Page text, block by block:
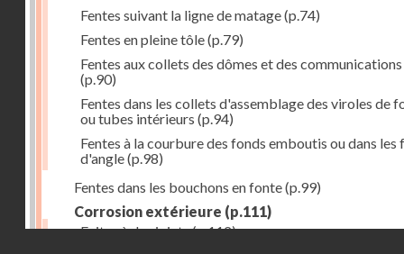
Fentes suivant la ligne de matage(p.74)
Fentes en pleine tôle(p.79)
Fentes aux collets des dômes et des communications
(p.90)
Fentes dans les collets d'assemblage des viroles de
ou tubes intérieurs (p.94)
Fentes à la courbure des fonds emboutis ou dans les
d'angle(p.98)
Fentes dans les bouchons en fonte(p.99)
Corrosion extérieure (p.111)
Fuites à des joints(p.112)